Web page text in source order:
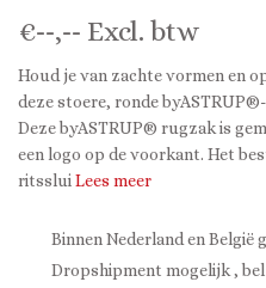
€--,-- Excl. btw
Houd je van zachte vormen en
deze stoere, ronde
Deze byASTRUP® rugzak is
een logo op de voorkant. Het
ritsslui Lees meer
Binnen Nederland en België
Dropshipment mogelijk , bel